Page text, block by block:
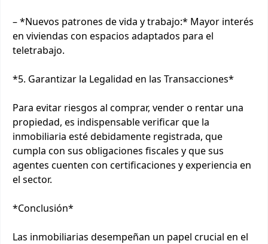
– *Nuevos patrones de vida y trabajo:* Mayor interés
en viviendas con espacios adaptados para el
teletrabajo.
*5. Garantizar la Legalidad en las Transacciones*
Para evitar riesgos al comprar, vender o rentar una
propiedad, es indispensable verificar que la
inmobiliaria esté debidamente registrada, que
cumpla con sus obligaciones fiscales y que sus
agentes cuenten con certificaciones y experiencia en
el sector.
*Conclusión*
Las inmobiliarias desempeñan un papel crucial en el